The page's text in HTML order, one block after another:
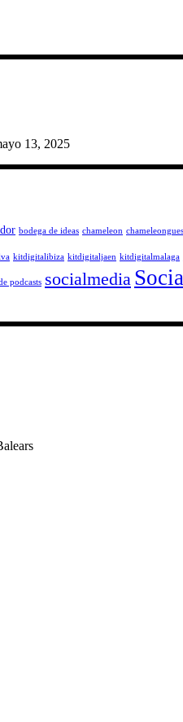
13, 2025
bodega de ideas chameleon
kitdigitalibiza kitdigitaljaen kitdigitalmalaga
podcasts socialmedia